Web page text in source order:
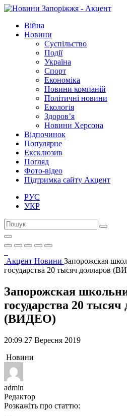
Війна
Новини
Суспільство
Події
Україна
Спорт
Економіка
Новини компаній
Політичні новини
Екологія
Здоров’я
Новини Херсона
Відпочинок
Популярне
Ексклюзив
Погляд
Фото-відео
Підтримка сайту Акцент
РУС
УКР
Акцент Новини Запорожская
государства 20 тысяч долларов
Запорожская
государства 20 тысяч
(ВИДЕО)
20:09 27 Вересня 2019
Новини
admin
Редактор
Розкажіть про статтю: